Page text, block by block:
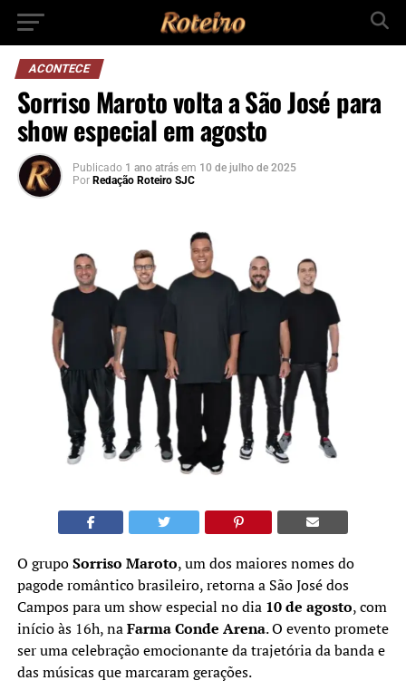
ACONTECE
Sorriso Maroto volta a São José para
show especial em agosto
Publicado 1 ano atrás em 10 de julho de 2025
Por Redação Roteiro SJC
O grupoSorriso Maroto, um dos maiores nomes do
pagode romântico brasileiro, retorna a São José dos
Campos para um show especial no dia 10 de agosto, com
início às 16h, naFarma Conde Arena. O evento promete
ser uma celebração emocionante da trajetória da banda e
das músicas que marcaram gerações.